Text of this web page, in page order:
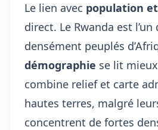
Le lien avec population
direct. Le Rwanda est
densément peuplés
démographie se lit
combine relief et carte
hautes terres, malgré
concentrent de fortes